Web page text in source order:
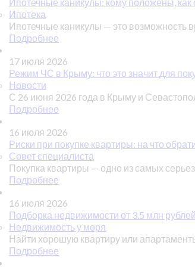
Ипотека
Ипотечные каникулы — это
Подробнее
17 июля 2026
Режим ЧС в Крыму: что это значит для
Новости
С 26 июня 2026 года в Крыму и
Подробнее
16 июля 2026
Риски при покупке квартиры: на что
Совет специалиста
Покупка квартиры — одно из самых
Подробнее
16 июля 2026
Подборка недвижимости от 3.5 млн
Недвижимость у моря
Найти хорошую квартиру или
Подробнее